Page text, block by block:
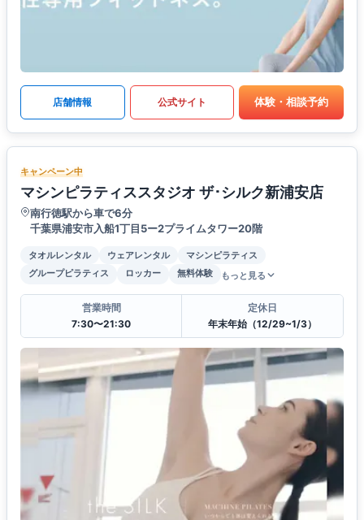
店舗情報 公式サイト 体験・相談予約
キャンペーン中
マシンピラティススタジオ ザ･シルク新浦安店
南行徳駅から車で6分
千葉県浦安市入船1丁目5ー2プライムタワー20階
タオルレンタル ウェアレンタル
マシンピラティス
グループピラティス
ロッカー 無料体験 もっと見る
営業時間
7:30〜21:30
定休日
年末年始（12/29~1/3）